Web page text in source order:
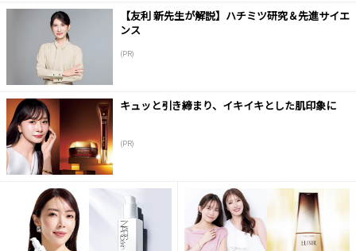
【友利 新先生が解説】ハチミツ研究＆先進サイエ
ンス
(PR)
キュッと引き締まり、イキイキとした肌印象に
(PR)